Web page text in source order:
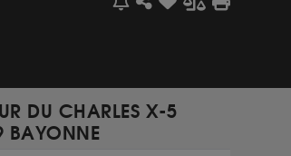
DU CHARLES X-5
BAYONNE